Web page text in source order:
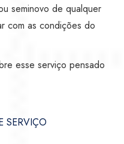
seminovo de qualquer
com as condições do
esse serviço pensado
SERVIÇO